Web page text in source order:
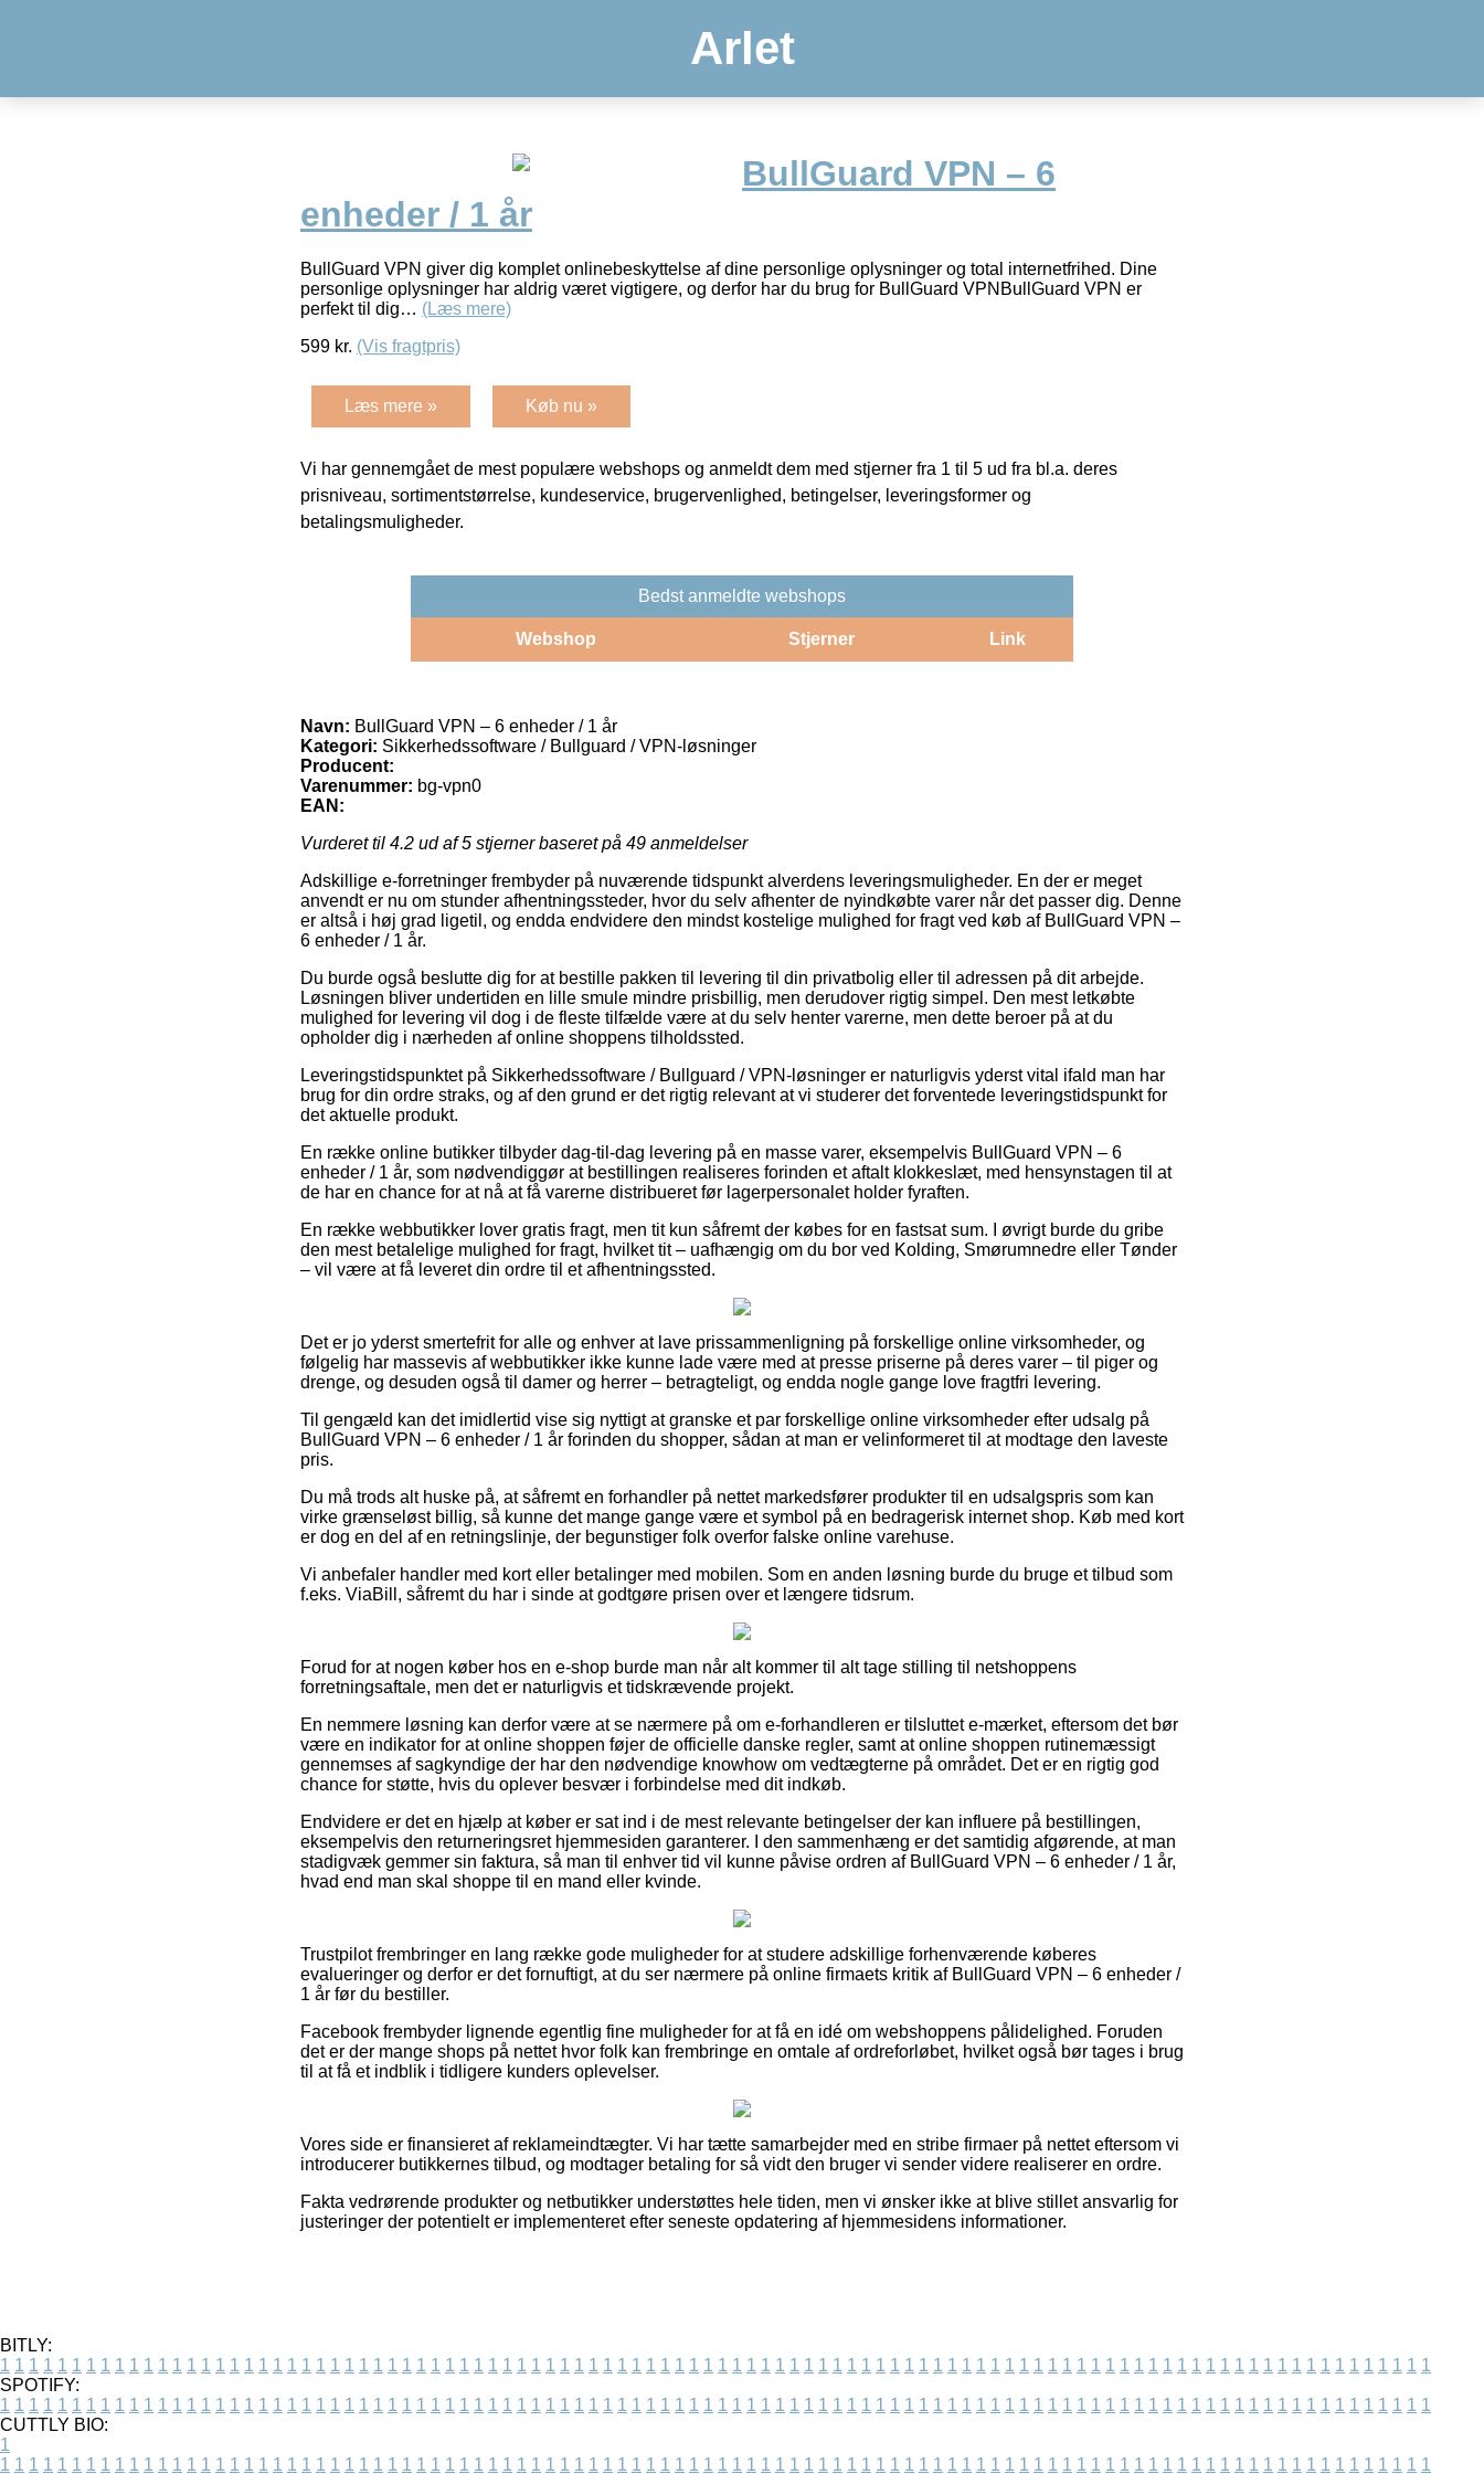
Arlet
BullGuard VPN – 6
enheder / 1 år
BullGuard VPN giver dig komplet onlinebeskyttelse af dine personlige oplysninger og total internetfrihed. Dine
personlige oplysninger har aldrig været vigtigere, og derfor har du brug for BullGuard VPNBullGuard VPN er
perfekt til dig… (Læs mere)
599 kr. (Vis fragtpris)
Læs mere » Køb nu »
Vi har gennemgået de mest populære webshops og anmeldt dem med stjerner fra 1 til 5 ud fra bl.a. deres
prisniveau, sortimentstørrelse, kundeservice, brugervenlighed, betingelser, leveringsformer og
betalingsmuligheder.
Bedst anmeldte webshops
Webshop Stjerner Link
Navn: BullGuard VPN – 6 enheder / 1 år
Kategori: Sikkerhedssoftware / Bullguard / VPN-løsninger
Producent:
Varenummer: bg-vpn0
EAN:
Vurderet til 4.2 ud af 5 stjerner baseret på 49 anmeldelser
Adskillige e-forretninger frembyder på nuværende tidspunkt alverdens leveringsmuligheder. En der er meget
anvendt er nu om stunder afhentningssteder, hvor du selv afhenter de nyindkøbte varer når det passer dig. Denne
er altså i høj grad ligetil, og endda endvidere den mindst kostelige mulighed for fragt ved køb af BullGuard VPN –
6 enheder / 1 år.
Du burde også beslutte dig for at bestille pakken til levering til din privatbolig eller til adressen på dit arbejde.
Løsningen bliver undertiden en lille smule mindre prisbillig, men derudover rigtig simpel. Den mest letkøbte
mulighed for levering vil dog i de fleste tilfælde være at du selv henter varerne, men dette beroer på at du
opholder dig i nærheden af online shoppens tilholdssted.
Leveringstidspunktet på Sikkerhedssoftware / Bullguard / VPN-løsninger er naturligvis yderst vital ifald man har
brug for din ordre straks, og af den grund er det rigtig relevant at vi studerer det forventede leveringstidspunkt for
det aktuelle produkt.
En række online butikker tilbyder dag-til-dag levering på en masse varer, eksempelvis BullGuard VPN – 6
enheder / 1 år, som nødvendiggør at bestillingen realiseres forinden et aftalt klokkeslæt, med hensynstagen til at
de har en chance for at nå at få varerne distribueret før lagerpersonalet holder fyraften.
En række webbutikker lover gratis fragt, men tit kun såfremt der købes for en fastsat sum. I øvrigt burde du gribe
den mest betalelige mulighed for fragt, hvilket tit – uafhængig om du bor ved Kolding, Smørumnedre eller Tønder
– vil være at få leveret din ordre til et afhentningssted.
Det er jo yderst smertefrit for alle og enhver at lave prissammenligning på forskellige online virksomheder, og
følgelig har massevis af webbutikker ikke kunne lade være med at presse priserne på deres varer – til piger og
drenge, og desuden også til damer og herrer – betragteligt, og endda nogle gange love fragtfri levering.
Til gengæld kan det imidlertid vise sig nyttigt at granske et par forskellige online virksomheder efter udsalg på
BullGuard VPN – 6 enheder / 1 år forinden du shopper, sådan at man er velinformeret til at modtage den laveste
pris.
Du må trods alt huske på, at såfremt en forhandler på nettet markedsfører produkter til en udsalgspris som kan
virke grænseløst billig, så kunne det mange gange være et symbol på en bedragerisk internet shop. Køb med kort
er dog en del af en retningslinje, der begunstiger folk overfor falske online varehuse.
Vi anbefaler handler med kort eller betalinger med mobilen. Som en anden løsning burde du bruge et tilbud som
f.eks. ViaBill, såfremt du har i sinde at godtgøre prisen over et længere tidsrum.
Forud for at nogen køber hos en e-shop burde man når alt kommer til alt tage stilling til netshoppens
forretningsaftale, men det er naturligvis et tidskrævende projekt.
En nemmere løsning kan derfor være at se nærmere på om e-forhandleren er tilsluttet e-mærket, eftersom det bør
være en indikator for at online shoppen føjer de officielle danske regler, samt at online shoppen rutinemæssigt
gennemses af sagkyndige der har den nødvendige knowhow om vedtægterne på området. Det er en rigtig god
chance for støtte, hvis du oplever besvær i forbindelse med dit indkøb.
Endvidere er det en hjælp at køber er sat ind i de mest relevante betingelser der kan influere på bestillingen,
eksempelvis den returneringsret hjemmesiden garanterer. I den sammenhæng er det samtidig afgørende, at man
stadigvæk gemmer sin faktura, så man til enhver tid vil kunne påvise ordren af BullGuard VPN – 6 enheder / 1 år,
hvad end man skal shoppe til en mand eller kvinde.
Trustpilot frembringer en lang række gode muligheder for at studere adskillige forhenværende køberes
evalueringer og derfor er det fornuftigt, at du ser nærmere på online firmaets kritik af BullGuard VPN – 6 enheder /
1 år før du bestiller.
Facebook frembyder lignende egentlig fine muligheder for at få en idé om webshoppens pålidelighed. Foruden
det er der mange shops på nettet hvor folk kan frembringe en omtale af ordreforløbet, hvilket også bør tages i brug
til at få et indblik i tidligere kunders oplevelser.
Vores side er finansieret af reklameindtægter. Vi har tætte samarbejder med en stribe firmaer på nettet eftersom vi
introducerer butikkernes tilbud, og modtager betaling for så vidt den bruger vi sender videre realiserer en ordre.
Fakta vedrørende produkter og netbutikker understøttes hele tiden, men vi ønsker ikke at blive stillet ansvarlig for
justeringer der potentielt er implementeret efter seneste opdatering af hjemmesidens informationer.
BITLY:
1 1 1 1 1 1 1 1 1 1 1 1 1 1 1 1 1 1 1 1 1 1 1 1 1 1 1 1 1 1 1 1 1 1 1 1 1 1 1 1 1 1 1 1 1 1 1 1 1 1 1 1 1 1 1 1 1 1 1 1 1 1 1 1 1 1 1 1 1 1 1 1 1 1 1 1 1 1 1 1 1 1 1 1 1 1 1 1 1 1 1 1 1 1 1 1 1 1 1 1
SPOTIFY:
1 1 1 1 1 1 1 1 1 1 1 1 1 1 1 1 1 1 1 1 1 1 1 1 1 1 1 1 1 1 1 1 1 1 1 1 1 1 1 1 1 1 1 1 1 1 1 1 1 1 1 1 1 1 1 1 1 1 1 1 1 1 1 1 1 1 1 1 1 1 1 1 1 1 1 1 1 1 1 1 1 1 1 1 1 1 1 1 1 1 1 1 1 1 1 1 1 1 1 1
CUTTLY BIO:
1
1 1 1 1 1 1 1 1 1 1 1 1 1 1 1 1 1 1 1 1 1 1 1 1 1 1 1 1 1 1 1 1 1 1 1 1 1 1 1 1 1 1 1 1 1 1 1 1 1 1 1 1 1 1 1 1 1 1 1 1 1 1 1 1 1 1 1 1 1 1 1 1 1 1 1 1 1 1 1 1 1 1 1 1 1 1 1 1 1 1 1 1 1 1 1 1 1 1 1 1